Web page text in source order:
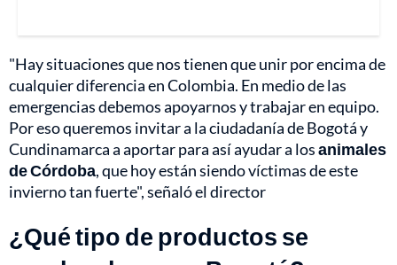
"Hay situaciones que nos tienen que unir por encima de
cualquier diferencia en Colombia. En medio de las
emergencias debemos apoyarnos y trabajar en equipo.
Por eso queremos invitar a la ciudadanía de Bogotá y
Cundinamarca a aportar para así ayudar a losanimales
de Córdoba, que hoy están siendo víctimas de este
invierno tan fuerte", señaló el director
¿Qué tipo de productos se